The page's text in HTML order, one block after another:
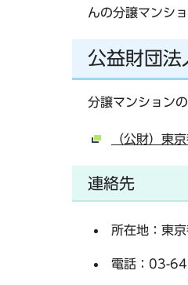
んの分譲マンシ
公益財団
分譲マンション
（公財）東
連絡先
所在地：東
電話：03-